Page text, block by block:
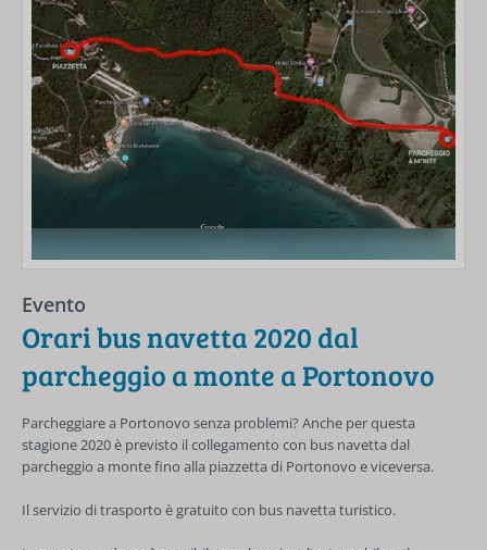
Evento
Orari bus navetta 2020 dal
parcheggio a monte a Portonovo
Parcheggiare a Portonovo senza problemi? Anche per questa
stagione 2020 è previsto il collegamento con bus navetta dal
parcheggio a monte fino alla piazzetta di Portonovo e viceversa.
Il servizio di trasporto è gratuito con bus navetta turistico.